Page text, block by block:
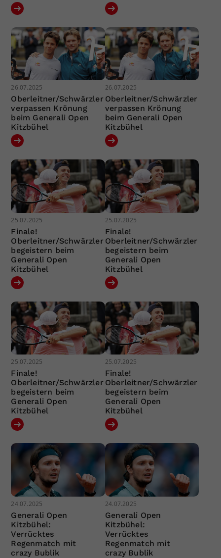
26.07.2025
Oberleitner/Schwärzler
verpassen Krönung
beim Generali Open
Kitzbühel
26.07.2025
Oberleitner/Schwärzler
verpassen Krönung
beim Generali Open
Kitzbühel
25.07.2025
Finale!
Oberleitner/Schwärzler
begeistern beim
Generali Open
Kitzbühel
25.07.2025
Finale!
Oberleitner/Schwärzler
begeistern beim
Generali Open
Kitzbühel
25.07.2025
Finale!
Oberleitner/Schwärzler
begeistern beim
Generali Open
Kitzbühel
25.07.2025
Finale!
Oberleitner/Schwärzler
begeistern beim
Generali Open
Kitzbühel
24.07.2025
Generali Open
Kitzbühel:
Verrücktes
Regenmatch mit
crazy Bublik
24.07.2025
Generali Open
Kitzbühel:
Verrücktes
Regenmatch mit
crazy Bublik